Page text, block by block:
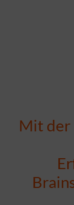
Mit der